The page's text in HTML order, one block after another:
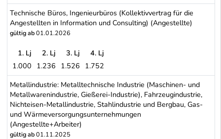
Metalltechnikgewerbe B - bei Einstufung als Angestellte/r
Technische Büros, Ingenieurbüros (Kollektivvertrag für die
Angestellten in Information und Consulting) (Angestellte)
gültig ab01.01.2026
Technische Büros, Ingenieurbüros (Kollektivvertrag für die
1. Lj 2. Lj 3. Lj
4. Lj
1.000 1.236 1.526 1.752
Metallindustrie: Metalltechnische Industrie (Maschinen- und
Metallwarenindustrie, Gießerei-Industrie), Fahrzeugindustrie,
Nichteisen-Metallindustrie, Stahlindustrie und Bergbau, Gas-
und Wärmeversorgungsunternehmungen
(Angestellte+Arbeiter)
gültig ab01.11.2025